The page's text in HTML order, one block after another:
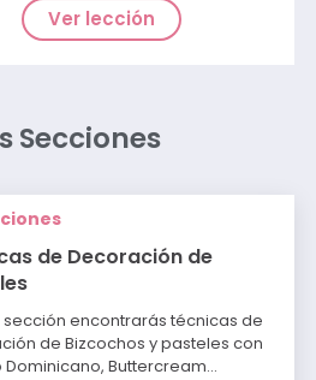
Ver lección
Secciones
de Decoración de
sección encontrarás técnicas de
de Bizcochos y pasteles con
Dominicano, Buttercream…